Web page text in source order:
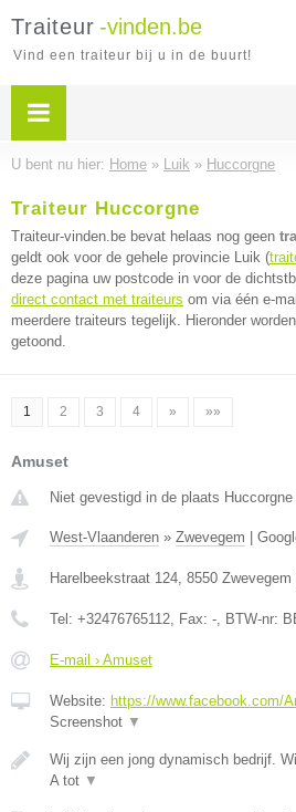
Traiteur -vinden.be
Vind een traiteur bij u in de buurt!
U bent nu hier: Home » Luik » Huccorgne
Traiteur Huccorgne
Traiteur-vinden.be bevat helaas nog geen
geldt ook voor de gehele provincie Luik (
deze pagina uw postcode in voor de
direct contact met traiteurs om via één e-
meerdere traiteurs tegelijk. Hieronder
getoond.
1 2 3 4 » »»
Amuset
Niet gevestigd in de plaats
West-Vlaanderen » Zwevegem
Harelbeekstraat 124, 8550 Zwevegem
Tel: +32476765112, Fax: -, BTW-nr:
E-mail › Amuset
Website: https://www.facebook.com/
Screenshot ▼
Wij zijn een jong dynamisch bedrijf.
A tot ▼